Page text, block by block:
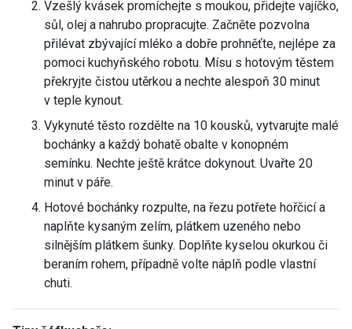
Vzešlý kvásek promíchejte s moukou, přidejte vajíčko,
sůl, olej a nahrubo propracujte. Začněte pozvolna
přilévat zbývající mléko a dobře prohněťte, nejlépe za
pomoci kuchyňského robotu. Mísu s hotovým těstem
překryjte čistou utěrkou a nechte alespoň 30 minut
v teple kynout.
Vykynuté těsto rozdělte na 10 kousků, vytvarujte malé
bochánky a každý bohatě obalte v konopném
semínku. Nechte ještě krátce dokynout. Uvařte 20
minut v páře.
Hotové bochánky rozpulte, na řezu potřete hořčicí a
naplňte kysaným zelím, plátkem uzeného nebo
silnějším plátkem šunky. Doplňte kyselou okurkou či
beraním rohem, případně volte náplň podle vlastní
chuti.